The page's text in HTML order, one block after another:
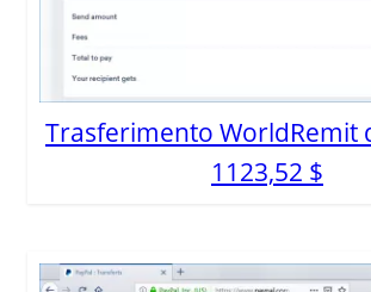
Trasferimento WorldRemit
1123,52 $